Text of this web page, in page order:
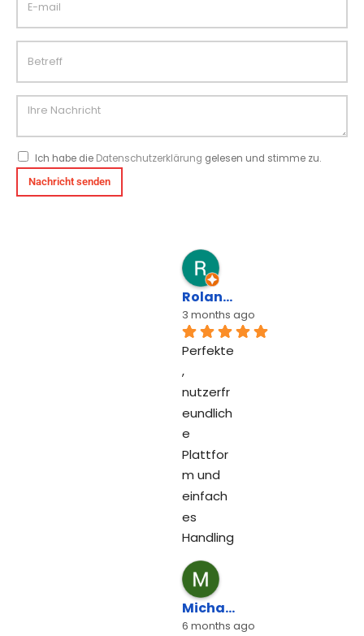
Ich habe die Datenschutzerklärung gelesen und stimme zu.
Roland Lack
3 months ago
Perfekte
,
nutzerfr
eundlich
e
Plattfor
m und
einfach
es
Handling
Michael Quadt
6 months ago